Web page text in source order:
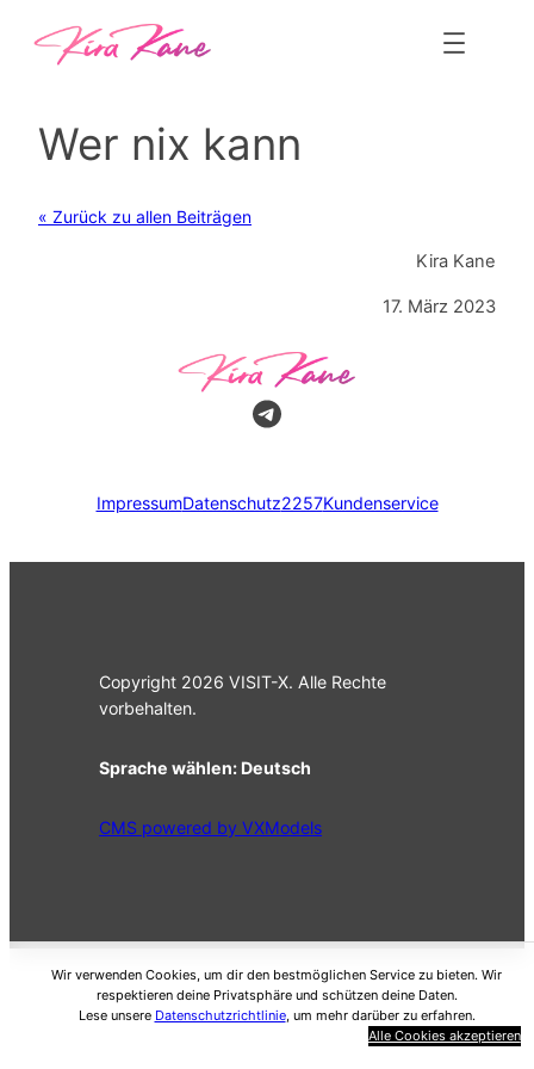
Inhalt
Wer nix kann
« Zurück zu allen Beiträgen
Kira Kane
17. März 2023
ImpressumDatenschutz2257Kundenservice
Copyright 2026 VISIT-X. Alle Rechte
vorbehalten.
Sprache wählen: Deutsch
CMS powered by VXModels
Wir verwenden Cookies, um dir den bestmöglichen Service zu bieten. Wir
respektieren deine Privatsphäre und schützen deine Daten.
Lese unsere Datenschutzrichtlinie, um mehr darüber zu erfahren.
Alle Cookies akzeptieren